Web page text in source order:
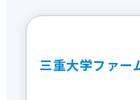
三重大学ファー